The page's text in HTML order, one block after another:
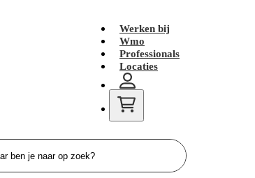
Werken bij
Wmo
Professionals
Locaties